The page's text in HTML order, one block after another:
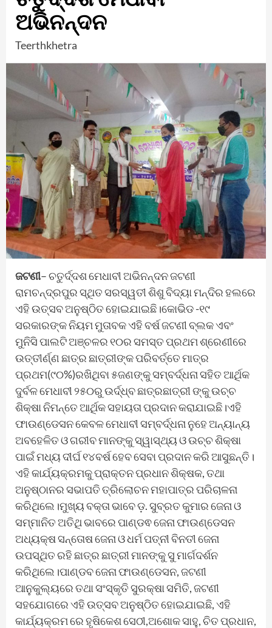
ଅଭିନନ୍ଦନ
Teerthkhetra
ଜଟଣୀ– ଚତୁର୍ଦ୍ଦଶ ମେଧାବୀ ଅଭିନନ୍ଦନ ଜଟଣୀ
ରାମଚନ୍ଦ୍ରପୁର ସ୍ଥିତ ସରସ୍ୱତୀ ଶିଶୁ ବିଦ୍ୟା ମନ୍ଦିର ହଲରେ
ଏହି ଉତ୍ସବ ଅନୁଷ୍ଠିତ ହୋଇଯାଇଛି।କୋଭିଡ -୧୯
ସରକାରଙ୍କ ନିୟମ ମୁତାବକ ଏହି ବର୍ଷ ଜଟଣୀ ବ୍ଲକ ଏବଂ
ମୁନିସି ପାଲଟି ଅଞ୍ଚଳର ୧୦ର ସମସ୍ତ ପ୍ରଥମ ଶ୍ରେଣୀରେ
ଉତ୍ତୀର୍ଣ୍ଣ ଛାତ୍ର ଛାତ୍ରୀଙ୍କ ପରିବର୍ତ୍ତେ ମାତ୍ର
ପ୍ରଥମ(୯୦%)ରଖିଥିବା ୫ଜଣଙ୍କୁ ସମ୍ବର୍ଦ୍ଧନା ସହିତ ଆର୍ଥିକ
ଦୁର୍ବଳ ମେଧାବୀ ୨୫୦ରୁ ଉର୍ଦ୍ଧ୍ବ ଛାତ୍ରଛାତ୍ରୀ ଙ୍କୁ ଉଚ୍ଚ
ଶିକ୍ଷା ନିମନ୍ତେ ଆର୍ଥିକ ସହାୟତା ପ୍ରଦାନ କରାଯାଇଛି।ଏହି
ଫାଉଣ୍ଡେସନ କେବଳ ମେଧାବୀ ସମ୍ବର୍ଦ୍ଧନା ନୁହେ ଅନ୍ୟାନ୍ୟ
ଅବହେଳିତ ଓ ଗରୀବ ମାନଙ୍କୁ ସ୍ୱାସ୍ଥ୍ୟ ଓ ଉଚ୍ଚ ଶିକ୍ଷା
ପାଇଁ ମଧ୍ୟ ଦୀର୍ଘ ୧୪ବର୍ଷ ହେବ ସେବା ପ୍ରଦାନ କରି ଆସୁଛନ୍ତି।
ଏହି କାର୍ଯ୍ୟକ୍ରମକୁ ପ୍ରାକ୍ତନ ପ୍ରଧାନ ଶିକ୍ଷକ, ତଥା
ଅନୁଷ୍ଠାନର ସଭାପତି ତ୍ରିଲୋଚନ ମହାପାତ୍ର ପରିଚାଳନା
କରିଥିଲେ।ମୁଖ୍ୟ ବକ୍ତା ଭାବେ ଡ଼. ସୁବ୍ରତ କୁମାର ଜେନା ଓ
ସମ୍ମାନିତ ଅତିଥି ଭାବରେ ପାଣ୍ଡଵ ଜେନା ଫାଉଣ୍ଡେସନ
ଅଧ୍ୟକ୍ଷ ସନ୍ତୋଷ ଜେନା ଓ ଧର୍ମ ପତ୍ନୀ ବିନତୀ ଜେନା
ଉପସ୍ଥିତ ରହି ଛାତ୍ର ଛାତ୍ରୀ ମାନଙ୍କୁ ସୁ ମାର୍ଗଦର୍ଶନ
କରିଥିଲେ।ପାଣ୍ଡବ ଜେନା ଫାଉଣ୍ଡେସନ, ଜଟଣୀ
ଆନୁକୁଲ୍ୟରେ ତଥା ସଂସ୍କୃତି ସୁରକ୍ଷା ସମିତି, ଜଟଣୀ
ସହଯୋଗରେ ଏହି ଉତ୍ସବ ଅନୁଷ୍ଠିତ ହୋଇଯାଇଛି, ଏହି
କାର୍ଯ୍ୟକ୍ରମ ରେ ହୃଷିକେଶ ସେଠୀ,ଅଶୋକ ସାହୁ, ଚିତ ପ୍ରଧାନ,